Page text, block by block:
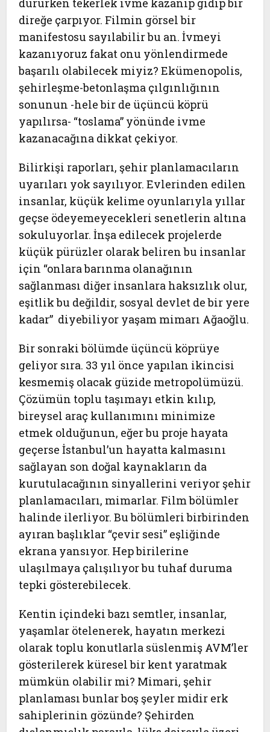
dururken tekerlek ivme kazanıp gidip bir
direğe çarpıyor. Filmin görsel bir
manifestosu sayılabilir bu an. İvmeyi
kazanıyoruz fakat onu yönlendirmede
başarılı olabilecek miyiz? Ekümenopolis,
şehirleşme-betonlaşma çılgınlığının
sonunun -hele bir de üçüncü köprü
yapılırsa- “toslama” yönünde ivme
kazanacağına dikkat çekiyor.
Bilirkişi raporları, şehir planlamacıların
uyarıları yok sayılıyor. Evlerinden edilen
insanlar, küçük kelime oyunlarıyla yıllar
geçse ödeyemeyecekleri senetlerin altına
sokuluyorlar. İnşa edilecek projelerde
küçük pürüzler olarak beliren bu insanlar
için “onlara barınma olanağının
sağlanması diğer insanlara haksızlık olur,
eşitlik bu değildir, sosyal devlet de bir yere
kadar” diyebiliyor yaşam mimarı Ağaoğlu.
Bir sonraki bölümde üçüncü köprüye
geliyor sıra. 33 yıl önce yapılan ikincisi
kesmemiş olacak güzide metropolümüzü.
Çözümün toplu taşımayı etkin kılıp,
bireysel araç kullanımını minimize
etmek olduğunun, eğer bu proje hayata
geçerse İstanbul’un hayatta kalmasını
sağlayan son doğal kaynakların da
kurutulacağının sinyallerini veriyor şehir
planlamacıları, mimarlar. Film bölümler
halinde ilerliyor. Bu bölümleri birbirinden
ayıran başlıklar “çevir sesi” eşliğinde
ekrana yansıyor. Hep birilerine
ulaşılmaya çalışılıyor bu tuhaf duruma
tepki gösterebilecek.
Kentin içindeki bazı semtler, insanlar,
yaşamlar ötelenerek, hayatın merkezi
olarak toplu konutlarla süslenmiş AVM’ler
gösterilerek küresel bir kent yaratmak
mümkün olabilir mi? Mimari, şehir
planlaması bunlar boş şeyler midir erk
sahiplerinin gözünde? Şehirden